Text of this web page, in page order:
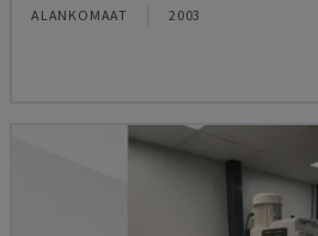
ALANKOMAAT 2003